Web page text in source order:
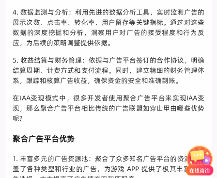
4. 数据监测与分析：利用先进的数据分析工具，实时监测广告的
展示次数、点击率、转化率、用户留存等关键指标。通过对这些
数据的深度挖掘和分析，洞察用户对广告的接受程度和行为反
应，为后续的策略调整提供依据。
5. 收益结算与财务管理：依据与广告平台签订的合作协议，明确
结算周期、计费方式和支付流程。同时，建立精细的财务管理体
系，跟踪和核算广告收益，确保资金的安全和准确到账。
在IAA变现模式中，很多开发者使用聚合广告平台来实现IAA变
现，那么聚合广告平台相比传统的广告联盟如穿山甲由哪些优势
呢?
聚合广告平台优势
1. 丰富多元的广告资源池：聚合了众多知名广告平台的资源，涵
盖了各种类型和行业的广告，为游戏 APP 提供了极其丰富的广